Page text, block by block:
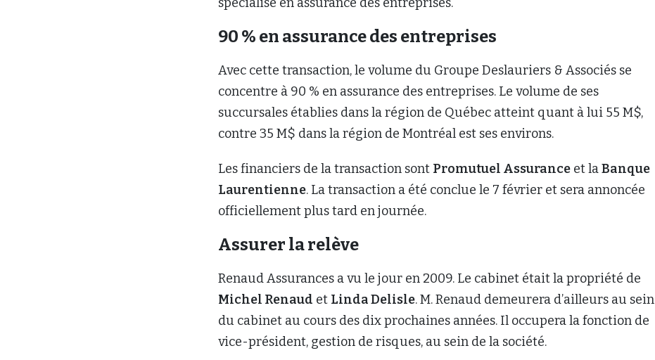
90 % en assurance des entreprises
Avec cette transaction, le volume du Groupe Deslauriers & Associés se
concentre à 90 % en assurance des entreprises. Le volume de ses
succursales établies dans la région de Québec atteint quant à lui 55 M$,
contre 35 M$ dans la région de Montréal est ses environs.
Les financiers de la transaction sont Promutuel Assurance et laBanque
Laurentienne. La transaction a été conclue le 7 février et sera annoncée
officiellement plus tard en journée.
Assurer la relève
Renaud Assurances a vu le jour en 2009. Le cabinet était la propriété de
Michel Renaud et Linda Delisle. M. Renaud demeurera d’ailleurs au sein
du cabinet au cours des dix prochaines années. Il occupera la fonction de
vice-président, gestion de risques, au sein de la société.